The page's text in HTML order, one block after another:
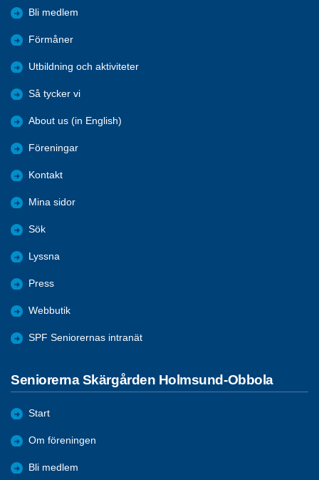
Bli medlem
Förmåner
Utbildning och aktiviteter
Så tycker vi
About us (in English)
Föreningar
Kontakt
Mina sidor
Sök
Lyssna
Press
Webbutik
SPF Seniorernas intranät
Seniorerna Skärgården Holmsund-Obbola
Start
Om föreningen
Bli medlem